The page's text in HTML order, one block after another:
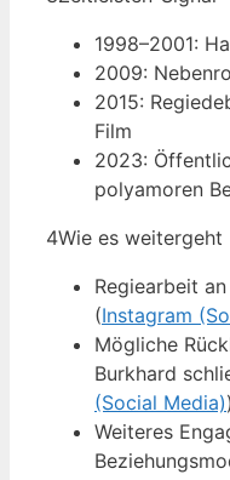
1998–2001:
2009:
2015:
Film
2023:
polyamoren
4Wie es weitergeht
Regiearbeit
(Instagram
Mögliche
Burkhard
(Social Media))
Weiteres